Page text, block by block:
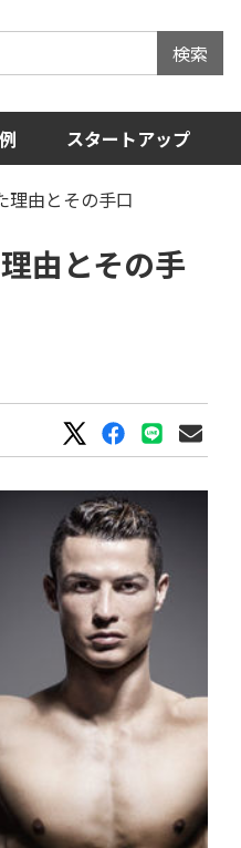
検索
スタートアップ
理由とその手口
由とその手